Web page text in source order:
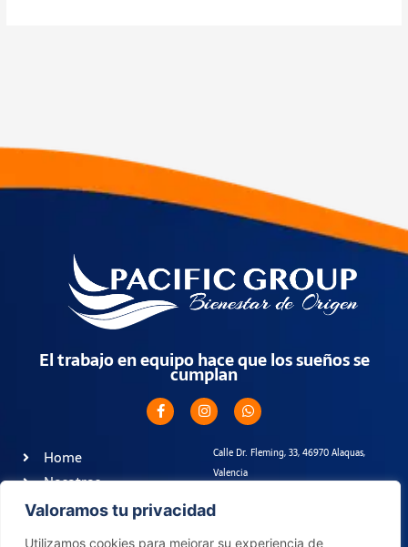
Valoramos tu privacidad
Utilizamos cookies para mejorar su experiencia de
El trabajo en equipo hace que los sueños se
cumplan
F
a
c
o
-
f
I
n
s
r
m
W
h
a
s
a
p
Home
Nosotros
Contáctanos
Calle Dr. Fleming, 33, 46970 Alaquas,
Valencia
+34961063252